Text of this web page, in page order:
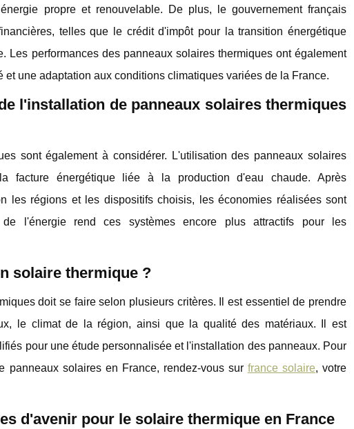
propre et renouvelable. De plus, le gouvernement français
telles que le crédit d'impôt pour la transition énergétique
Les performances des panneaux solaires thermiques ont également
une adaptation aux conditions climatiques variées de la France.
l'installation de panneaux solaires thermiques
sont également à considérer. L'utilisation des panneaux solaires
facture énergétique liée à la production d'eau chaude. Après
les régions et les dispositifs choisis, les économies réalisées sont
de l'énergie rend ces systèmes encore plus attractifs pour les
solaire thermique ?
doit se faire selon plusieurs critères. Il est essentiel de prendre
le climat de la région, ainsi que la qualité des matériaux. Il est
pour une étude personnalisée et l'installation des panneaux. Pour
panneaux solaires en France, rendez-vous sur france solaire, votre
d'avenir pour le solaire thermique en France